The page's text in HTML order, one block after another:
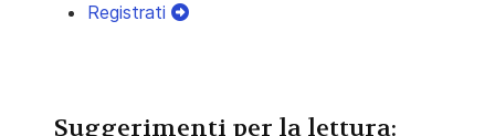
Registrati
Suggerimenti per la lettura: